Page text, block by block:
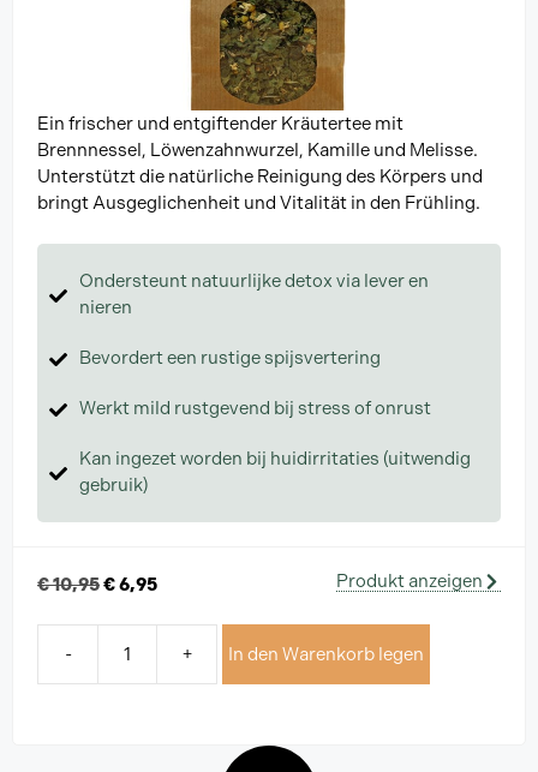
Ein frischer und entgiftender Kräutertee mit
Brennnessel, Löwenzahnwurzel, Kamille und Melisse.
Unterstützt die natürliche Reinigung des Körpers und
bringt Ausgeglichenheit und Vitalität in den Frühling.
Ondersteunt natuurlijke detox via lever en
nieren
Bevordert een rustige spijsvertering
Werkt mild rustgevend bij stress of onrust
Kan ingezet worden bij huidirritaties (uitwendig
gebruik)
€10,95€6,95 Produkt anzeigen
- + In den Warenkorb legen